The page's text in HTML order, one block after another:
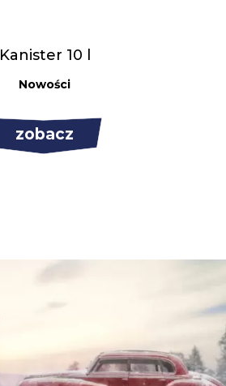
Kanister 10 l
Nowości
zobacz